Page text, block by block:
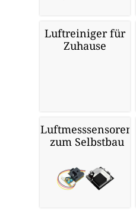
Luftreiniger für
Zuhause
Luftmesssensoren
zum Selbstbau